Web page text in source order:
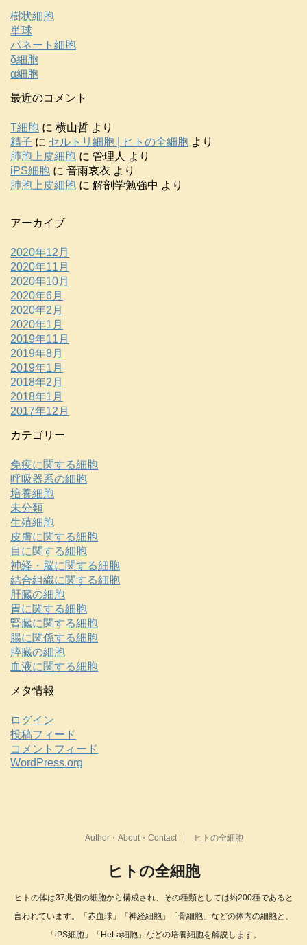
樹状細胞
単球
パネート細胞
δ細胞
α細胞
最近のコメント
T細胞 に 横山哲 より
精子 に セルトリ細胞 | ヒトの全細胞 より
肺胞上皮細胞 に 管理人 より
iPS細胞 に 音雨哀衣 より
肺胞上皮細胞 に 解剖学勉強中 より
アーカイブ
2020年12月
2020年11月
2020年10月
2020年6月
2020年2月
2020年1月
2019年11月
2019年8月
2019年1月
2018年2月
2018年1月
2017年12月
カテゴリー
免疫に関する細胞
呼吸器系の細胞
培養細胞
未分類
生殖細胞
皮膚に関する細胞
目に関する細胞
神経・脳に関する細胞
結合組織に関する細胞
肝臓の細胞
胃に関する細胞
腎臓に関する細胞
腸に関係する細胞
膵臓の細胞
血液に関する細胞
メタ情報
ログイン
投稿フィード
コメントフィード
WordPress.org
Author・About・Contact ヒトの全細胞
ヒトの全細胞
ヒトの体は37兆個の細胞から構成され、その種類としては約200種であると
言われています。「赤血球」「神経細胞」「骨細胞」などの体内の細胞と、
「iPS細胞」「HeLa細胞」などの培養細胞を解説します。